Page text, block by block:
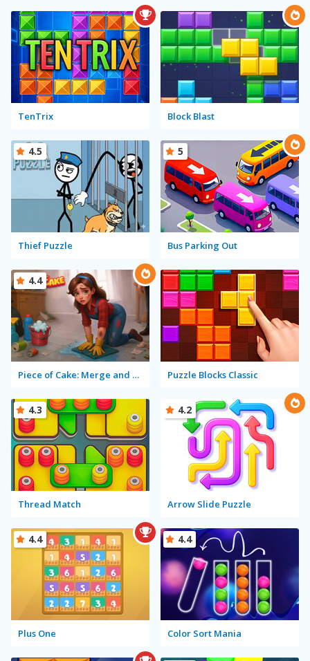
TenTrix Block Blast
Thief Puzzle
4.5
Bus Parking Out
5
Piece of Cake: Merge and Bake
4.4
Puzzle Blocks Classic
Thread Match
4.3
Arrow Slide Puzzle
4.2
Plus One
4.4
Color Sort Mania
4.4